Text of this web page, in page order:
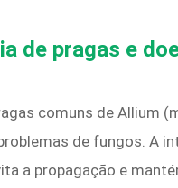
de pragas e
comuns de Allium
de fungos. A
a propagação e